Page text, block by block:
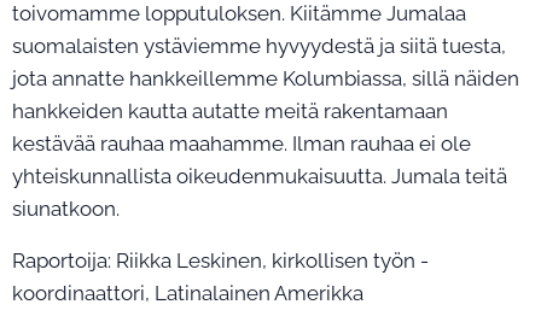
toivomamme lopputuloksen. Kiitämme Jumalaa
suomalaisten ystäviemme hyvyydestä ja siitä tuesta,
jota annatte hankkeillemme Kolumbiassa, sillä näiden
hankkeiden kautta autatte meitä rakentamaan
kestävää rauhaa maahamme. Ilman rauhaa ei ole
yhteiskunnallista oikeudenmukaisuutta. Jumala teitä
siunatkoon.
Raportoija: Riikka Leskinen, kirkollisen työn -
koordinaattori, Latinalainen Amerikka